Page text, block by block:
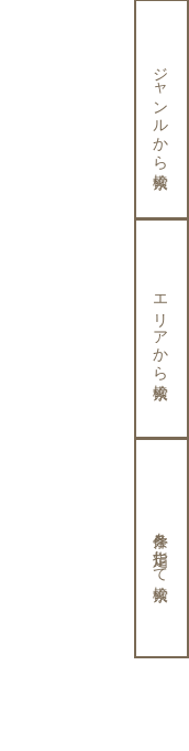
ジャンルから検索
エリアから検索
条件を指定して検索